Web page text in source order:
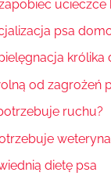
ucieczce
psa
królika
od zagrożeń
ruchu?
dietę psa